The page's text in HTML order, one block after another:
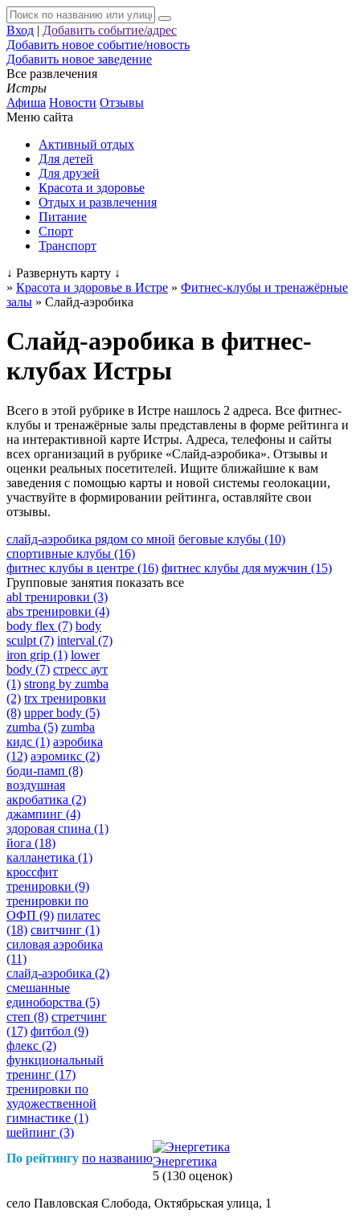
Вход | Добавить событие/адрес
Добавить новое событие/новость
Добавить новое заведение
Все развлечения
Истры
Афиша Новости Отзывы
Меню сайта
Активный отдых
Для детей
Для друзей
Красота и здоровье
Отдых и развлечения
Питание
Спорт
Транспорт
↓ Развернуть карту ↓
» Красота и здоровье в Истре » Фитнес-клубы и тренажёрные
залы » Слайд-аэробика
Слайд-аэробика в фитнес-
клубах Истры
Всего в этой рубрике в Истре нашлось 2 адреса. Все фитнес-
клубы и тренажёрные залы представлены в форме рейтинга и
на интерактивной карте Истры. Адреса, телефоны и сайты
всех организаций в рубрике «Слайд-аэробика». Отзывы и
оценки реальных посетителей. Ищите ближайшие к вам
заведения с помощью карты и новой системы геолокации,
участвуйте в формировании рейтинга, оставляйте свои
отзывы.
слайд-аэробика рядом со мной беговые клубы (10)
спортивные клубы (16)
фитнес клубы в центре (16) фитнес клубы для мужчин (15)
Групповые занятия показать все
abl тренировки (3)
abs тренировки (4)
body flex (7) body
sculpt (7) interval (7)
iron grip (1) lower
body (7) стресс аут
(1) strong by zumba
(2) trx тренировки
(8) upper body (5)
zumba (5) zumba
кидс (1) аэробика
(12) аэромикс (2)
боди-памп (8)
воздушная
акробатика (2)
джампинг (4)
здоровая спина (1)
йога (18)
калланетика (1)
кроссфит
тренировки (9)
тренировки по
ОФП (9) пилатес
(18) свитчинг (1)
силовая аэробика
(11)
слайд-аэробика (2)
смешанные
единоборства (5)
степ (8) стретчинг
(17) фитбол (9)
флекс (2)
функциональный
тренинг (17)
тренировки по
художественной
гимнастике (1)
шейпинг (3)
По рейтингу по названиюЭнергетика
5 (130 оценок)
село Павловская Слобода, Октябрьская улица, 1